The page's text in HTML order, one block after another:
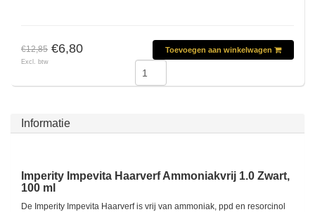
€12,85 €6,80
Excl. btw
Toevoegen aan winkelwagen
Informatie
Imperity Impevita Haarverf Ammoniakvrij 1.0 Zwart,
100 ml
De Imperity Impevita Haarverf is vrij van ammoniak, ppd en resorcinol